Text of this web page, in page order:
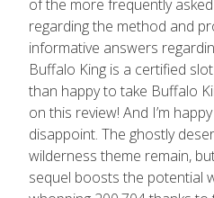
of the more frequently
regarding the method and
informative answers
Buffalo King is a certified
than happy to take Buffalo
on this review! And I’m
disappoint. The ghostly
wilderness theme remain,
sequel boosts the potential